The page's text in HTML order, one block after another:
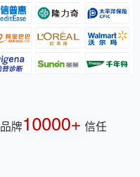
品牌10000+ 信任